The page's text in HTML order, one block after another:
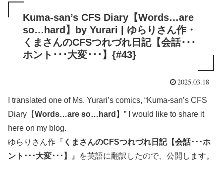
Kuma-san’s CFS Diary【Words…are
so…hard】by Yurari | ゆらりさん作・
くまさんのCFSつれづれ日記【会話･･･
ホント･･･大変･･･】{#43}
2025.03.18
I translated one of Ms. Yurari’s comics, “Kuma-san’s CFS
Diary【Words…are so…hard 】” I would like to share it
here on my blog.
ゆらりさん作『 くまさんのCFSつれづれ日記【会話･･･ホ
ント･･･大変･･･】
』を英語に翻訳したので、公開します。